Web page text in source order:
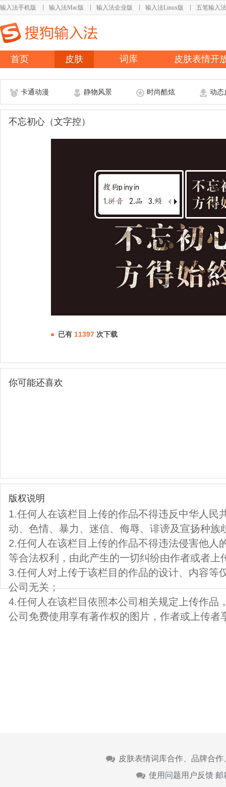
输入法手机版 输入法Mac版 输入法企业版 输入法Linux版 五笔输入法
首页 皮肤 词库 皮肤表情开
卡通动漫 静物风景 时尚酷炫 动态
不忘初心（文字控）
已有 11397 次下载
你可能还喜欢
版权说明
1.任何人在该栏目上传的作品不得违反中华人民
动、色情、暴力、迷信、侮辱、诽谤及宣扬种族
2.任何人在该栏目上传的作品不得违法侵害他人
等合法权利，由此产生的一切纠纷由作者或者上
3.任何人对上传于该栏目的作品的设计、内容等
公司无关；
4.任何人在该栏目依照本公司相关规定上传作品
公司免费使用享有著作权的图片，作者或上传者
皮肤表情词库合作、品牌合
使用问题用户反馈 邮